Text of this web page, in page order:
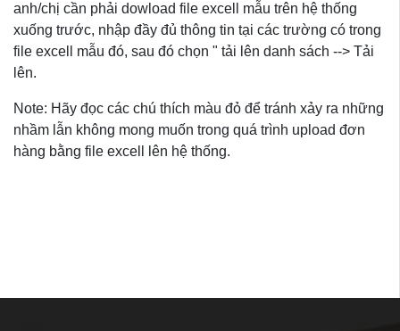
anh/chị cần phải dowload file excell mẫu trên hệ thống
xuống trước, nhập đầy đủ thông tin tại các trường có trong
file excell mẫu đó, sau đó chọn " tải lên danh sách --> Tải
lên.
Note: Hãy đọc các chú thích màu đỏ để tránh xảy ra những
nhầm lẫn không mong muốn trong quá trình upload đơn
hàng bằng file excell lên hệ thống.